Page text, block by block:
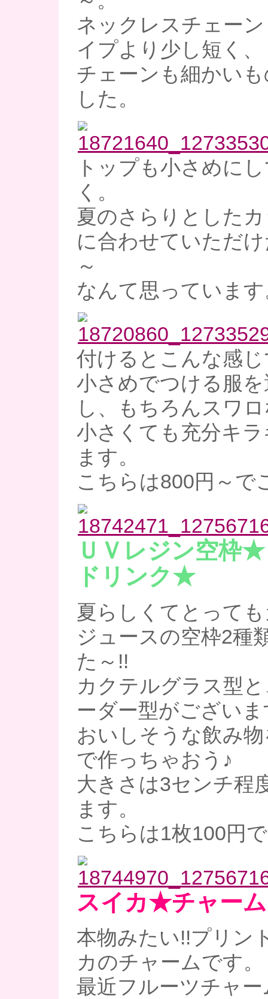
ネックレスチェー
イプより少し短く、
チェーンも細かい
した。
トップも小さめに
く。
夏のさらりとした
に合わせていただ
～
なんて思っていま
付けるとこんな感
小さめでつける服
し、もちろんスワ
小さくても充分キ
ます。
こちらは800円～で
ＵＶレジン空枠
ドリンク★
夏らしくてとって
ジュースの空枠2種
た～!!
カクテルグラス型
ーダー型がござい
おいしそうな飲み
で作っちゃおう♪
大きさは3センチ程
ます。
こちらは1枚100円
スイカ★チャーム
本物みたい!!プリン
カのチャームです。
最近フルーツチャ